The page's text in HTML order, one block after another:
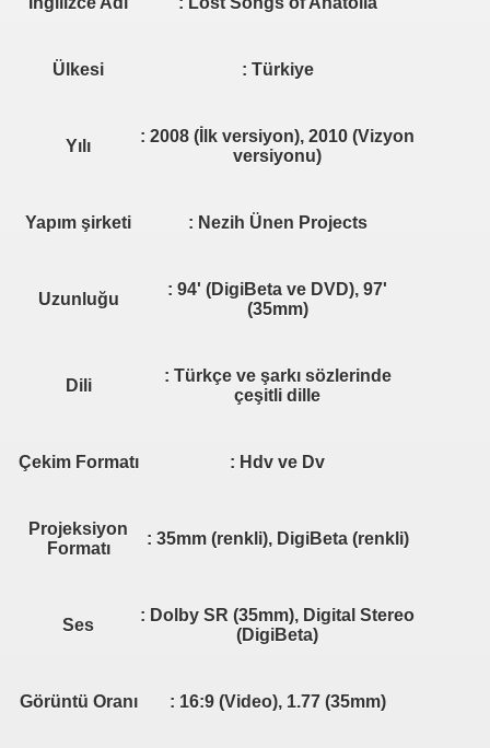
Ülkesi : Türkiye
Yılı
: 2008 (İlk versiyon), 2010 (Vizyon
versiyonu)
Yapım şirketi : Nezih Ünen Projects
Uzunluğu
: 94' (DigiBeta ve DVD), 97'
(35mm)
Dili
: Türkçe ve şarkı sözlerinde
çeşitli dille
Çekim Formatı : Hdv ve Dv
Projeksiyon
Formatı
: 35mm (renkli), DigiBeta (renkli)
Ses
: Dolby SR (35mm), Digital Stereo
(DigiBeta)
Görüntü Oranı : 16:9 (Video), 1.77 (35mm)